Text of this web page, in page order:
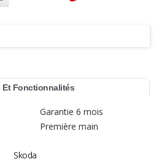
Et Fonctionnalités
Garantie 6 mois
Première main
Skoda